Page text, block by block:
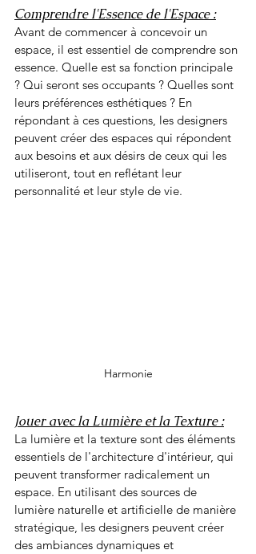
Comprendre l'Essence de l'Espace :
Avant de commencer à concevoir un
espace, il est essentiel de comprendre son
essence. Quelle est sa fonction principale
? Qui seront ses occupants ? Quelles sont
leurs préférences esthétiques ? En
répondant à ces questions, les designers
peuvent créer des espaces qui répondent
aux besoins et aux désirs de ceux qui les
utiliseront, tout en reflétant leur
personnalité et leur style de vie.
Harmonie
Jouer avec la Lumière et la Texture :
La lumière et la texture sont des éléments
essentiels de l'architecture d'intérieur, qui
peuvent transformer radicalement un
espace. En utilisant des sources de
lumière naturelle et artificielle de manière
stratégique, les designers peuvent créer
des ambiances dynamiques et